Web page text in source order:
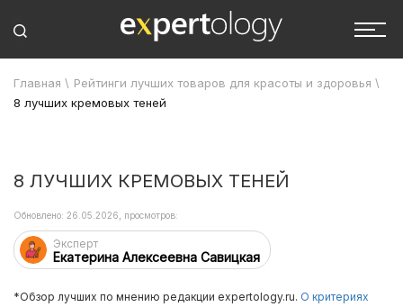
Главная \ Рейтинги лучших товаров для красоты и здоровья \
8 лучших кремовых теней
8 ЛУЧШИХ КРЕМОВЫХ ТЕНЕЙ
Эксперт
Екатерина Алексеевна Савицкая
Обновлено: 26.05.2026, просмотров:
*Обзор лучших по мнению редакции expertology.ru. О критериях